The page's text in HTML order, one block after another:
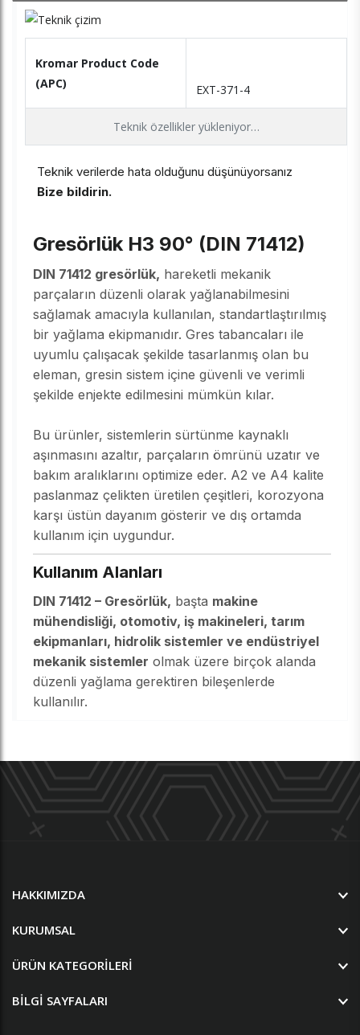
Kromar Product Code
(APC)
EXT-371-4
Teknik özellikler yükleniyor…
Teknik verilerde hata olduğunu düşünüyorsanız
Bize bildirin.
Gresörlük H3 90° (DIN 71412)
DIN 71412 gresörlük, hareketli mekanik
parçaların düzenli olarak yağlanabilmesini
sağlamak amacıyla kullanılan, standartlaştırılmış
bir yağlama ekipmanıdır. Gres tabancaları ile
uyumlu çalışacak şekilde tasarlanmış olan bu
eleman, gresin sistem içine güvenli ve verimli
şekilde enjekte edilmesini mümkün kılar.
Bu ürünler, sistemlerin sürtünme kaynaklı
aşınmasını azaltır, parçaların ömrünü uzatır ve
bakım aralıklarını optimize eder. A2 ve A4 kalite
paslanmaz çelikten üretilen çeşitleri, korozyona
karşı üstün dayanım gösterir ve dış ortamda
kullanım için uygundur.
Kullanım Alanları
DIN 71412 – Gresörlük, başta makine
mühendisliği, otomotiv, iş makineleri, tarım
ekipmanları, hidrolik sistemler ve endüstriyel
mekanik sistemler olmak üzere birçok alanda
düzenli yağlama gerektiren bileşenlerde
kullanılır.
HAKKIMIZDA
KURUMSAL
ÜRÜN KATEGORILERI
BILGI SAYFALARI